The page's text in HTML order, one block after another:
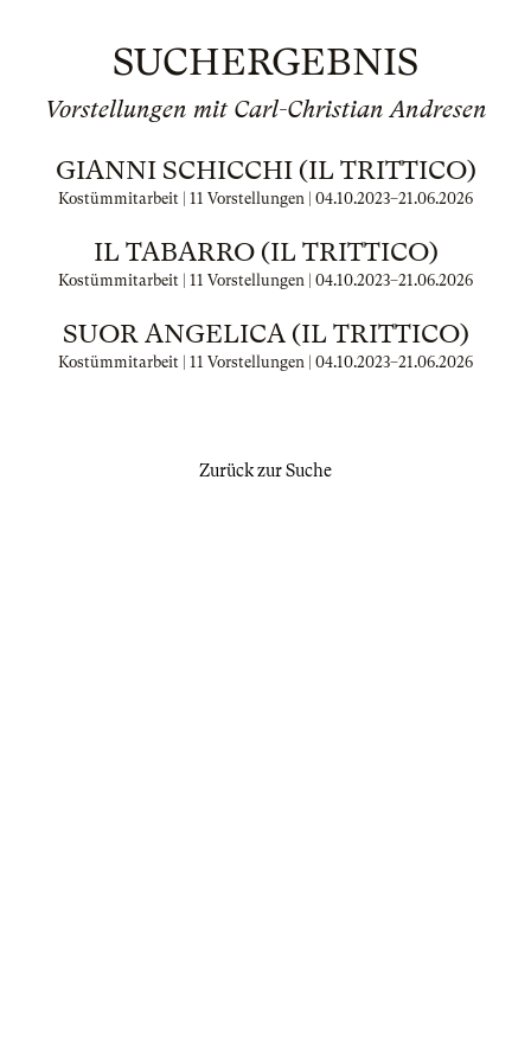
SUCHERGEBNIS
Vorstellungen mit Carl-Christian Andresen
GIANNI SCHICCHI (IL TRITTICO)
Kostümmitarbeit | 11 Vorstellungen | 04.10.2023–21.06.2026
IL TABARRO (IL TRITTICO)
Kostümmitarbeit | 11 Vorstellungen | 04.10.2023–21.06.2026
SUOR ANGELICA (IL TRITTICO)
Kostümmitarbeit | 11 Vorstellungen | 04.10.2023–21.06.2026
Zurück zur Suche